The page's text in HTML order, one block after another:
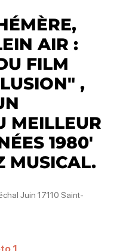
AIR :
FILM
,
MEILLEUR
1980'
MUSICAL.
Juin 17110 Saint-